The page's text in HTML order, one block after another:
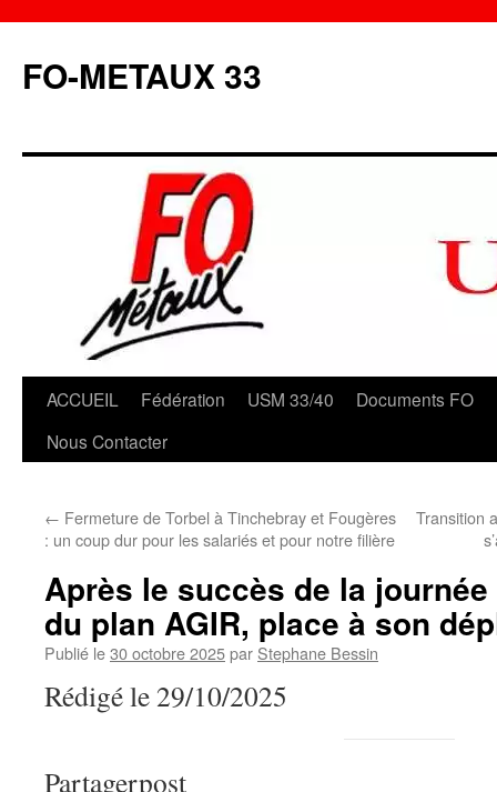
contenu
FO-METAUX 33
ACCUEIL Fédération USM 33/40 Documents FO
Nous Contacter
← Fermeture de Torbel à Tinchebray et Fougères
: un coup dur pour les salariés et pour notre filière
Transition
Après le succès de la
du plan AGIR, place à son
Publié le30 octobre 2025par Stephane Bessin
Rédigé le 29/10/2025
Partagerpost